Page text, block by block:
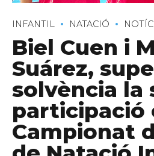
INFANTIL NATACIÓ
Biel Cuen i
Suárez,
solvència la
participació
Campionat